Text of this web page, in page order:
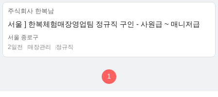
주식회사 한복남
서울 ] 한복체험매장영업팀 정규직 구인 - 사원급 ~ 매니저급
서울 종로구
2일전
매장관리 정규직
1